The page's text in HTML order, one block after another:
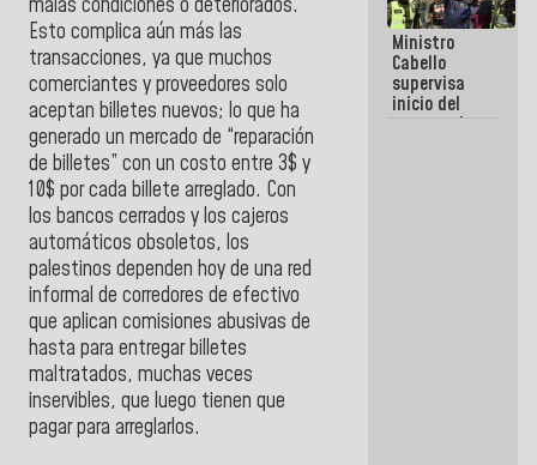
malas condiciones o deteriorados.
Esto complica aún más las
transacciones, ya que muchos
comerciantes y proveedores solo
aceptan billetes nuevos; lo que ha
generado un mercado de “reparación
de billetes” con un costo entre 3$ y
10$ por cada billete arreglado. Con
los bancos cerrados y los cajeros
automáticos obsoletos, los
palestinos dependen hoy de una red
informal de corredores de efectivo
que aplican comisiones abusivas de
hasta para entregar billetes
maltratados, muchas veces
inservibles, que luego tienen que
pagar para arreglarlos.
recuperación
del Sistema
Eléctrico
Nacional
Ministro
Cabello
supervisa
inicio del
proceso de